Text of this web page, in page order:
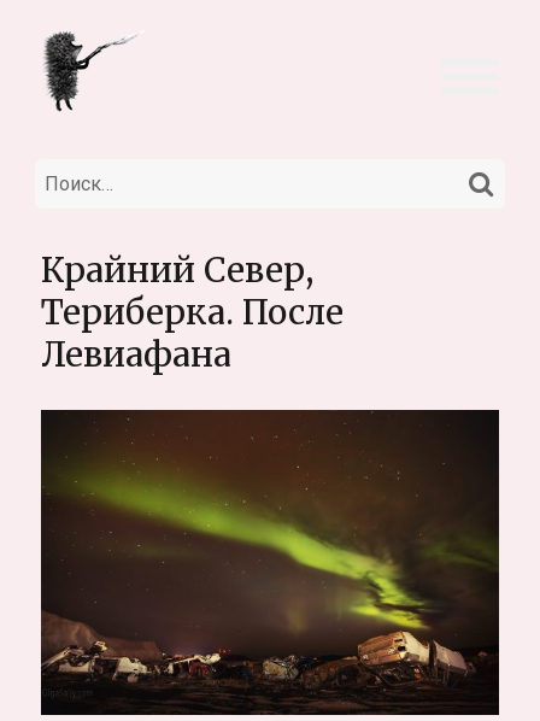
Искать:
Крайний Север,
Териберка. После
Левиафана